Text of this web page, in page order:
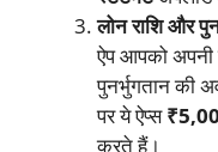
लोन राशि और
ऐप आपको
पुनर्भुगतान की
पर ये ऐप्स
करते हैं।